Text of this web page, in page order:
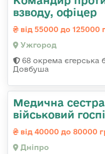
взводу, офіцер
від 55000 до 125000
Ужгород
68 окрема єгерська
Довбуша
Медична
військовий
від 40000 до 80000
Дніпро